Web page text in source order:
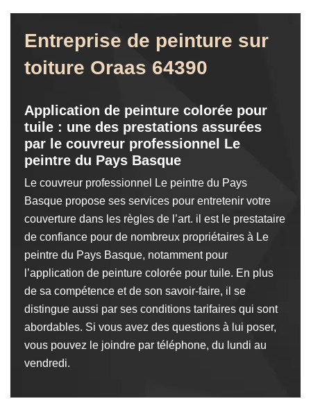
Entreprise de peinture sur
toiture Oraas 64390
Application de peinture colorée pour
tuile : une des prestations assurées
par le couvreur professionnel Le
peintre du Pays Basque
Le couvreur professionnel Le peintre du Pays
Basque propose ses services pour entretenir votre
couverture dans les règles de l’art. il est le prestataire
de confiance pour de nombreux propriétaires à Le
peintre du Pays Basque, notamment pour
l’application de peinture colorée pour tuile. En plus
de sa compétence et de son savoir-faire, il se
distingue aussi par ses conditions tarifaires qui sont
abordables. Si vous avez des questions à lui poser,
vous pouvez le joindre par téléphone, du lundi au
vendredi.